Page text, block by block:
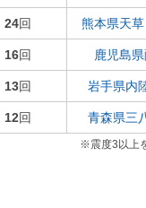
24回 熊本県天
16回 鹿児島
13回 岩手県内
12回 青森県三
※震度3以上